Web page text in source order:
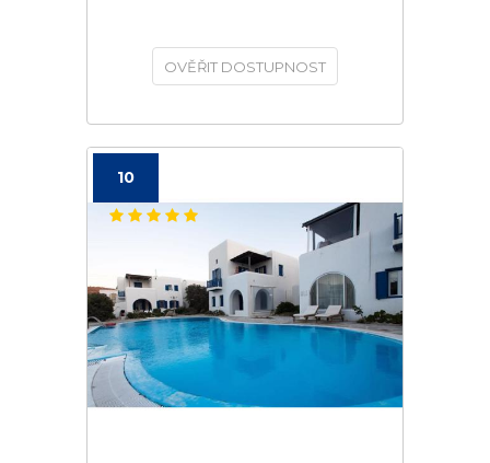
OVĚŘIT DOSTUPNOST
10